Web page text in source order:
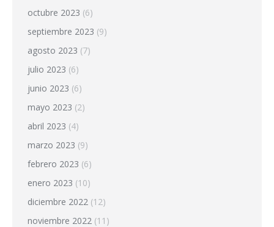
octubre 2023 (6)
septiembre 2023 (9)
agosto 2023 (7)
julio 2023 (6)
junio 2023 (6)
mayo 2023 (2)
abril 2023 (4)
marzo 2023 (9)
febrero 2023 (6)
enero 2023 (10)
diciembre 2022 (12)
noviembre 2022 (11)